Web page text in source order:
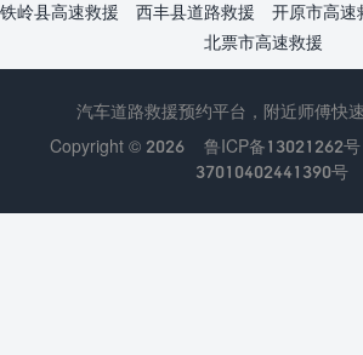
铁岭县高速救援
西丰县道路救援 开原市高速
北票市高速救援
汽车道路救援预约平台，附近师傅快
Copyright © 2026
鲁ICP备13021262号
37010402441390号